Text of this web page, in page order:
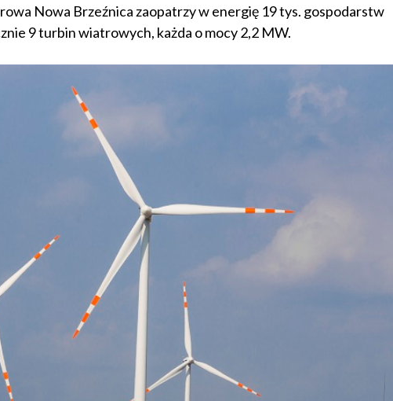
Nowa Brzeźnica zaopatrzy w energię 19 tys. gospodarstw
9 turbin wiatrowych, każda o mocy 2,2 MW.